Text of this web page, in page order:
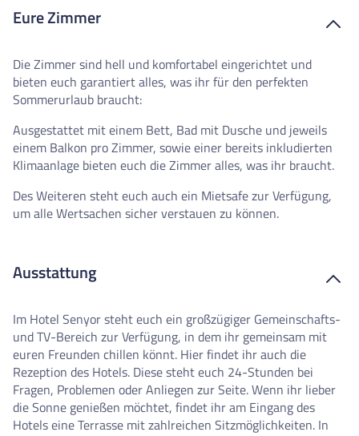
Eure Zimmer
Die Zimmer sind hell und komfortabel eingerichtet und
bieten euch garantiert alles, was ihr für den perfekten
Sommerurlaub braucht:
Ausgestattet mit einem Bett, Bad mit Dusche und jeweils
einem Balkon pro Zimmer, sowie einer bereits inkludierten
Klimaanlage bieten euch die Zimmer alles, was ihr braucht.
Des Weiteren steht euch auch ein Mietsafe zur Verfügung,
um alle Wertsachen sicher verstauen zu können.
Ausstattung
Im Hotel Senyor steht euch ein großzügiger Gemeinschafts-
und TV-Bereich zur Verfügung, in dem ihr gemeinsam mit
euren Freunden chillen könnt. Hier findet ihr auch die
Rezeption des Hotels. Diese steht euch 24-Stunden bei
Fragen, Problemen oder Anliegen zur Seite. Wenn ihr lieber
die Sonne genießen möchtet, findet ihr am Eingang des
Hotels eine Terrasse mit zahlreichen Sitzmöglichkeiten. In